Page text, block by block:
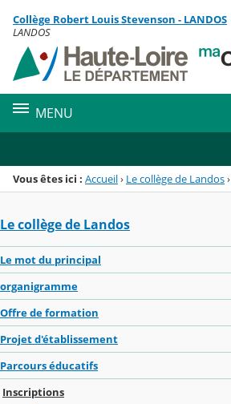
Menu de la rubrique
Contenu
Collège Robert Louis Stevenson - LANDOS
LANDOS
MENU
Vous êtes ici : Accueil› Le collège de Landos›
Le collège de Landos
Le mot du principal
organigramme
Offre de formation
Projet d'établissement
Parcours éducatifs
Inscriptions